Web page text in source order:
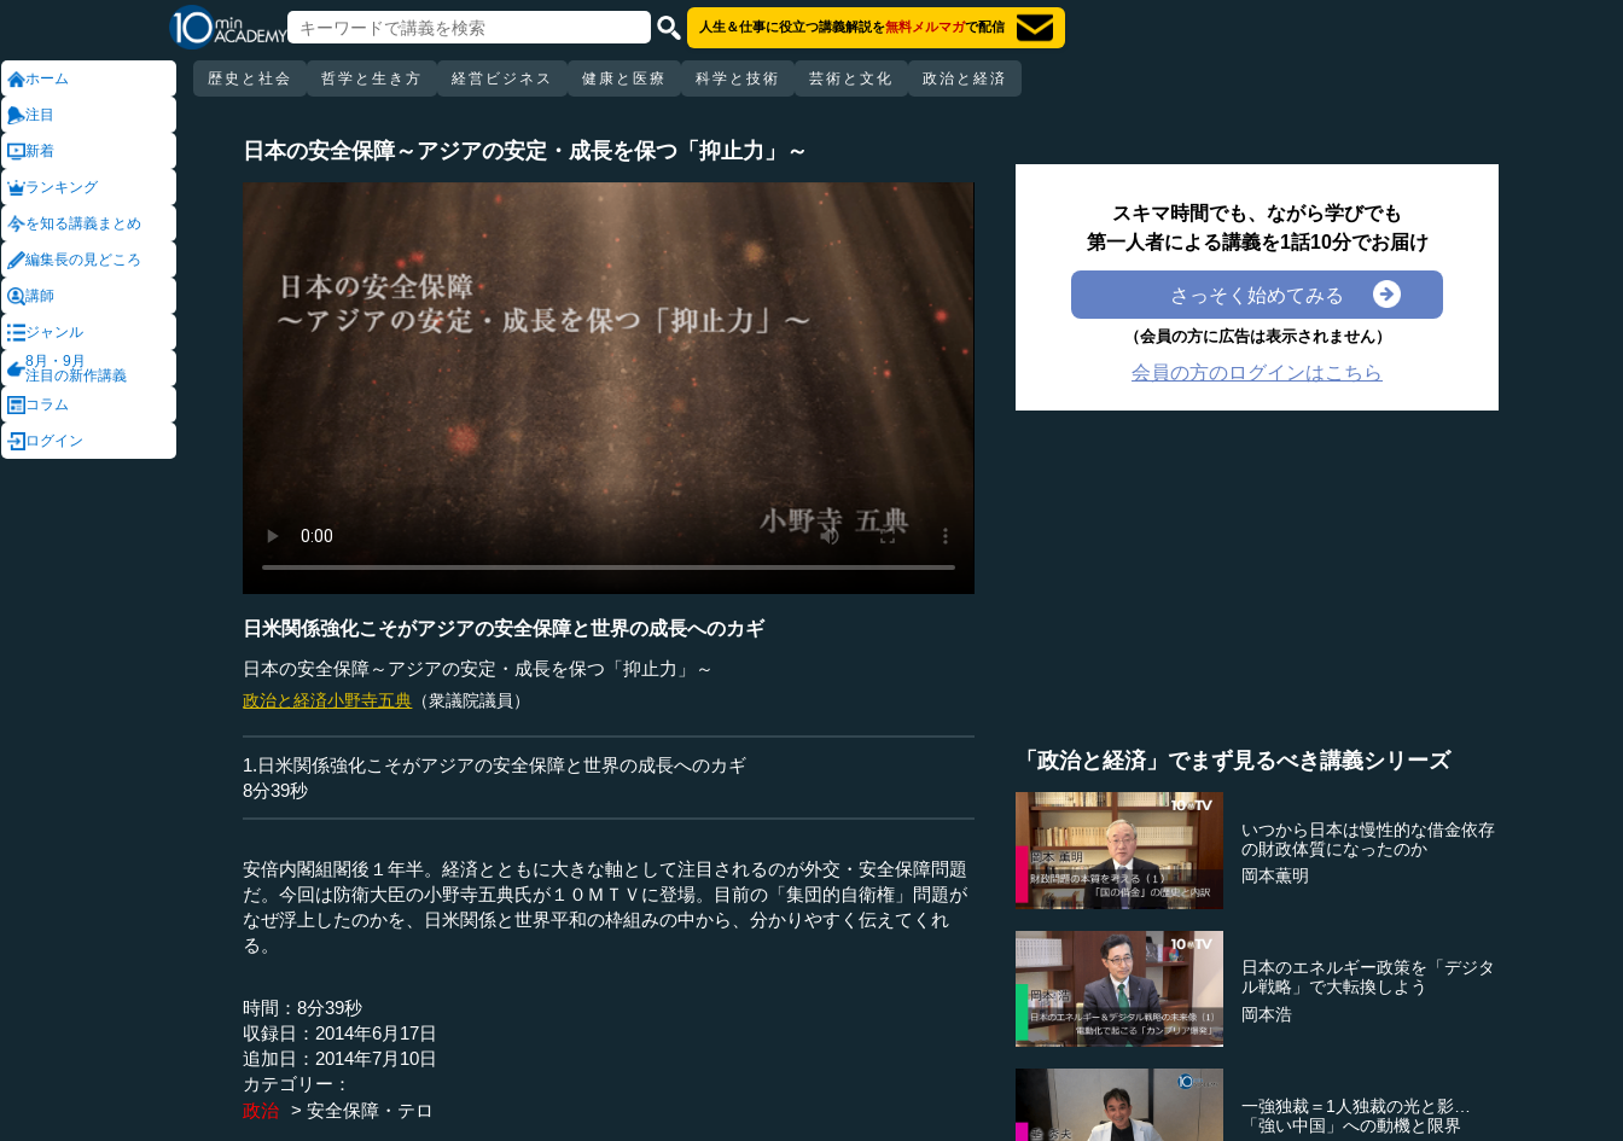
ホーム
注目
新着
ランキング
を知る講義まとめ
編集長の見どころ
講師
ジャンル
8月・9月
注目の新作講義
コラム
ログイン
人生＆仕事に役立つ講義解説を無料メルマガで配信
歴史と社会 哲学と生き方 経営ビジネス 健康と医療 科学と技術 芸術と文化 政治と経済
日本の安全保障～アジアの安定・成長を保つ「抑止力」～
日米関係強化こそがアジアの安全保障と世界の成長へのカギ
日本の安全保障～アジアの安定・成長を保つ「抑止力」～
政治と経済小野寺五典 （衆議院議員）
1.日米関係強化こそがアジアの安全保障と世界の成長へのカギ
8分39秒
安倍内閣組閣後１年半。経済とともに大きな軸として注目されるのが外交・安全保障問題
だ。今回は防衛大臣の小野寺五典氏が１０ＭＴＶに登場。目前の「集団的自衛権」問題が
なぜ浮上したのかを、日米関係と世界平和の枠組みの中から、分かりやすく伝えてくれ
る。
時間：8分39秒
収録日：2014年6月17日
追加日：2014年7月10日
カテゴリー：
政治
安全保障・テロ
スキマ時間でも、ながら学びでも
第一人者による講義を1話10分でお届け
さっそく始めてみる
（会員の方に広告は表示されません）
会員の方のログインはこちら
「政治と経済」でまず見るべき講義シリーズ
いつから日本は慢性的な借金依存
の財政体質になったのか
岡本薫明
日本のエネルギー政策を「デジタ
ル戦略」で大転換しよう
岡本浩
一強独裁＝1人独裁の光と影…
「強い中国」への動機と限界